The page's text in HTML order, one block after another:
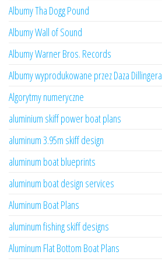
Albumy Tha Dogg Pound
Albumy Wall of Sound
Albumy Warner Bros. Records
Albumy wyprodukowane przez Daza Dillingera
Algorytmy numeryczne
aluminium skiff power boat plans
aluminum 3.95m skiff design
aluminum boat blueprints
aluminum boat design services
Aluminum Boat Plans
aluminum fishing skiff designs
Aluminum Flat Bottom Boat Plans